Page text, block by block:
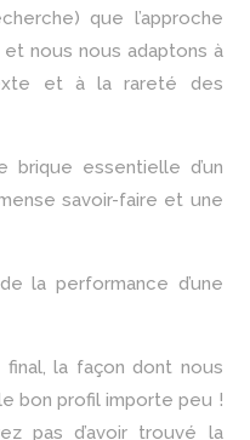
que l’approche
nous nous adaptons à
et à la rareté des
brique essentielle d’un
savoir-faire et une
la performance d’une
la façon dont nous
bon profil importe peu !
pas d’avoir trouvé la